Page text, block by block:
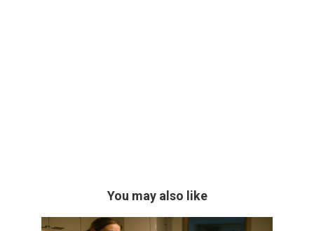
You may also like